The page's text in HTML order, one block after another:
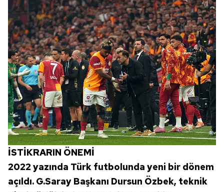
İSTİKRARIN ÖNEMİ
2022 yazında Türk futbolunda yeni bir dönem
açıldı. G.Saray Başkanı Dursun Özbek, teknik